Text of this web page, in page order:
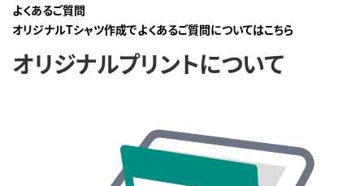
よくあるご質問
オリジナルTシャツ作成でよくあるご質問についてはこちら
オリジナルプリントについて